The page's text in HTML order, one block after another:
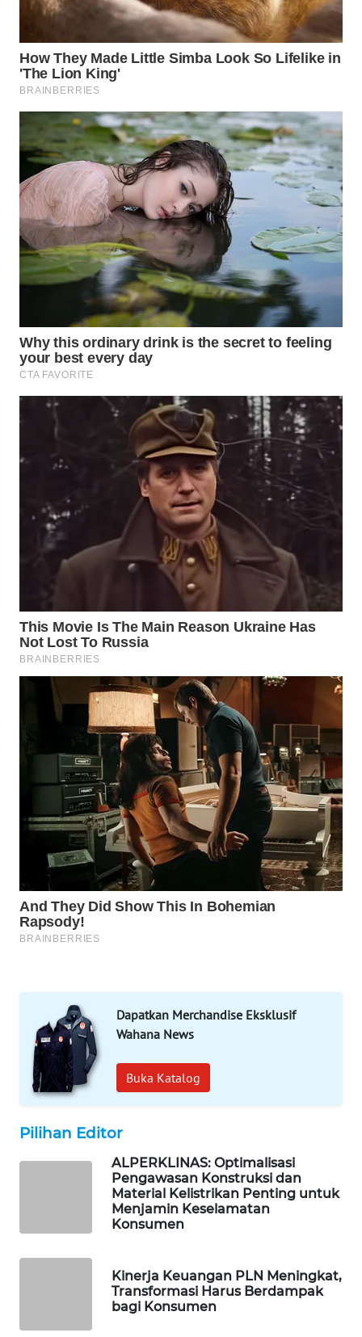
Dapatkan Merchandise Eksklusif
Wahana News
Buka Katalog
Pilihan Editor
ALPERKLINAS: Optimalisasi
Pengawasan Konstruksi dan
Material Kelistrikan Penting untuk
Menjamin Keselamatan
Konsumen
Kinerja Keuangan PLN Meningkat,
Transformasi Harus Berdampak
bagi Konsumen
TV
WAHANANEWS
WAHANANEWS
CO ID
WAHANANEWS
NET
WAHANA
SPORT
WAHANA
UMKM
WAHANA
SELEB
WAHANA
PERSONA
WAHANA
OTOMOTIF
WAHANA
WAHANA
DESA
WISATA
LAPAK
WAHANA
Wahana
KONSUMEN
LISTRIK
MASYARAKAT
KELISTRIKAN
WALINKI
MAWAKA
MARTABAT
NET
WATCH
LKKI